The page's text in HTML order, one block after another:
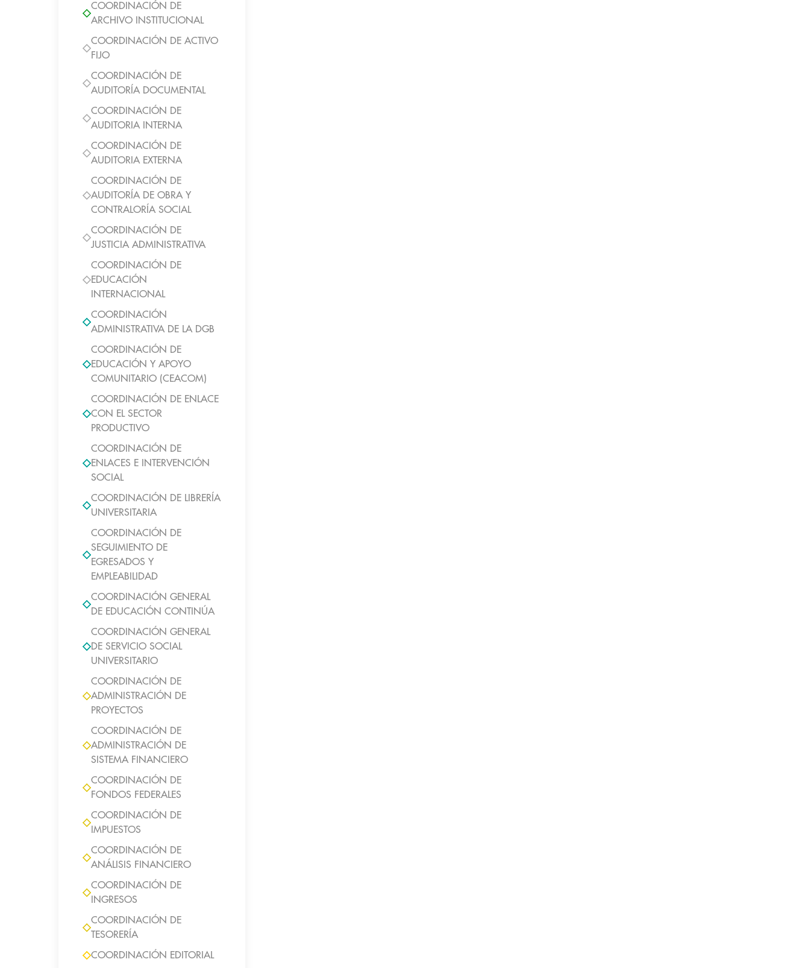
COORDINACIÓN DE
ARCHIVO INSTITUCIONAL
COORDINACIÓN DE ACTIVO
FIJO
COORDINACIÓN DE
AUDITORÍA DOCUMENTAL
COORDINACIÓN DE
AUDITORIA INTERNA
COORDINACIÓN DE
AUDITORIA EXTERNA
COORDINACIÓN DE
AUDITORÍA DE OBRA Y
CONTRALORÍA SOCIAL
COORDINACIÓN DE
JUSTICIA ADMINISTRATIVA
COORDINACIÓN DE
EDUCACIÓN
INTERNACIONAL
COORDINACIÓN
ADMINISTRATIVA DE LA DGB
COORDINACIÓN DE
EDUCACIÓN Y APOYO
COMUNITARIO (CEACOM)
COORDINACIÓN DE ENLACE
CON EL SECTOR
PRODUCTIVO
COORDINACIÓN DE
ENLACES E INTERVENCIÓN
SOCIAL
COORDINACIÓN DE LIBRERÍA
UNIVERSITARIA
COORDINACIÓN DE
SEGUIMIENTO DE
EGRESADOS Y
EMPLEABILIDAD
COORDINACIÓN GENERAL
DE EDUCACIÓN CONTINÚA
COORDINACIÓN GENERAL
DE SERVICIO SOCIAL
UNIVERSITARIO
COORDINACIÓN DE
ADMINISTRACIÓN DE
PROYECTOS
COORDINACIÓN DE
ADMINISTRACIÓN DE
SISTEMA FINANCIERO
COORDINACIÓN DE
FONDOS FEDERALES
COORDINACIÓN DE
IMPUESTOS
COORDINACIÓN DE
ANÁLISIS FINANCIERO
COORDINACIÓN DE
INGRESOS
COORDINACIÓN DE
TESORERÍA
COORDINACIÓN EDITORIAL